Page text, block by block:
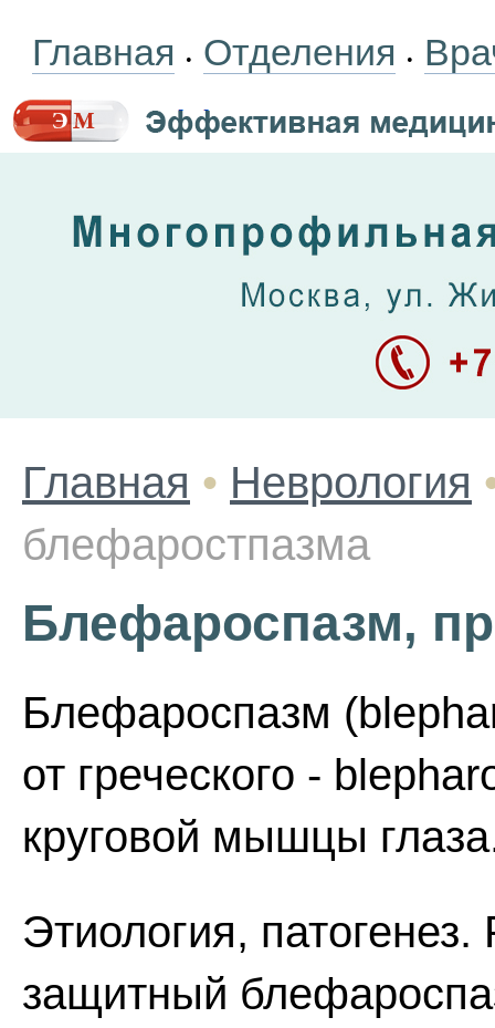
Главная • Отделения •
Главная • Неврология
блефаростпазма
Блефароспазм,
Блефароспазм
от греческого -
круговой мышцы
Этиология,
защитный